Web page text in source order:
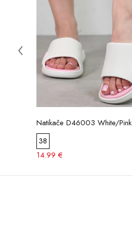
Natikače D46003 White/Pink
38
14.99 €